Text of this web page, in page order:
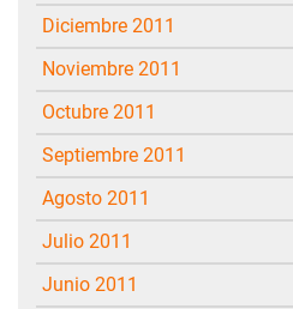
diciembre 2011
noviembre 2011
octubre 2011
septiembre 2011
agosto 2011
julio 2011
junio 2011